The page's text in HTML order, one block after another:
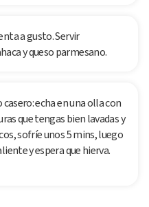
a gusto. Servir
y queso parmesano.
echa en una olla con
que tengas bien lavadas y
sofríe unos 5 mins, luego
y espera que hierva.